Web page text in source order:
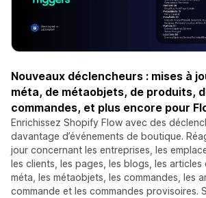
Nouveaux déclencheurs : mises à
méta, de métaobjets, de produits,
commandes, et plus encore pour
Enrichissez Shopify Flow avec des
davantage d’événements de boutique.
jour concernant les entreprises, les
les clients, les pages, les blogs, les
méta, les métaobjets, les commandes, les
commande et les commandes provisoires.